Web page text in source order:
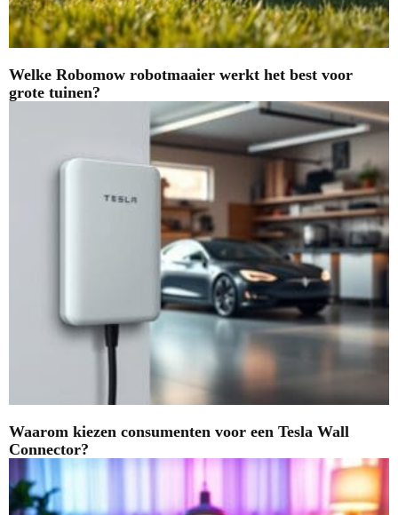
Welke Robomow robotmaaier werkt het best voor
grote tuinen?
Waarom kiezen consumenten voor een Tesla Wall
Connector?